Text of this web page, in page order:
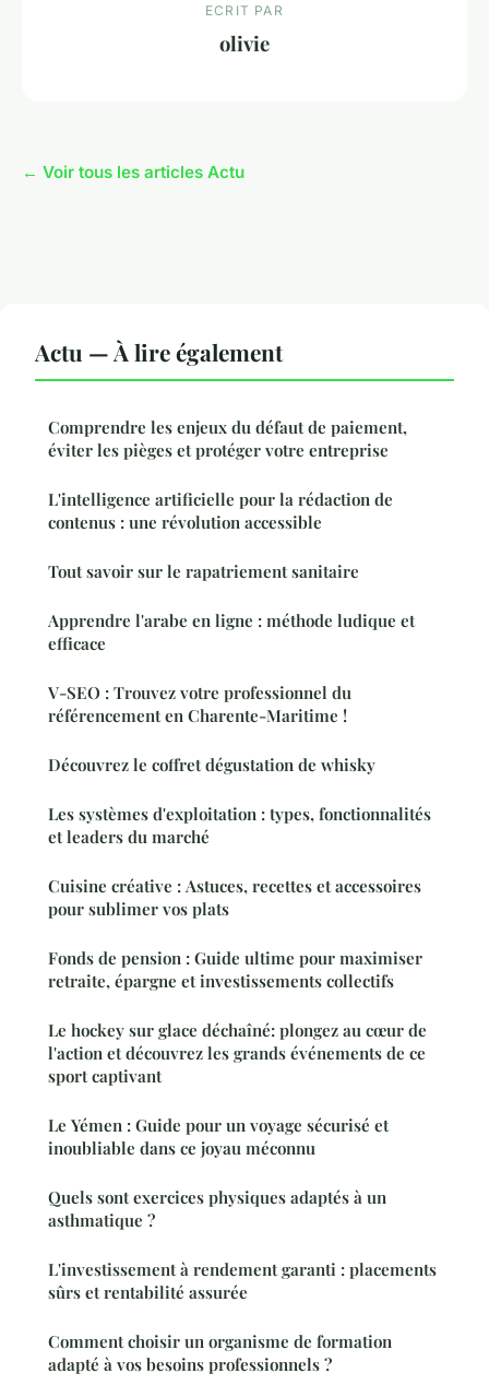
ECRIT PAR
olivie
← Voir tous les articles Actu
Actu — À lire également
Comprendre les enjeux du défaut de paiement,
éviter les pièges et protéger votre entreprise
L'intelligence artificielle pour la rédaction de
contenus : une révolution accessible
Tout savoir sur le rapatriement sanitaire
Apprendre l'arabe en ligne : méthode ludique et
efficace
V-SEO : Trouvez votre professionnel du
référencement en Charente-Maritime !
Découvrez le coffret dégustation de whisky
Les systèmes d'exploitation : types, fonctionnalités
et leaders du marché
Cuisine créative : Astuces, recettes et accessoires
pour sublimer vos plats
Fonds de pension : Guide ultime pour maximiser
retraite, épargne et investissements collectifs
Le hockey sur glace déchaîné: plongez au cœur de
l'action et découvrez les grands événements de ce
sport captivant
Le Yémen : Guide pour un voyage sécurisé et
inoubliable dans ce joyau méconnu
Quels sont exercices physiques adaptés à un
asthmatique ?
L'investissement à rendement garanti : placements
sûrs et rentabilité assurée
Comment choisir un organisme de formation
adapté à vos besoins professionnels ?